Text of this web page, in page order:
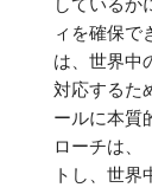
ィを確保で
は、世界中
対応するた
ールに本質
ローチは、
トし、世